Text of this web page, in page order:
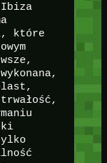
Ibiza
które